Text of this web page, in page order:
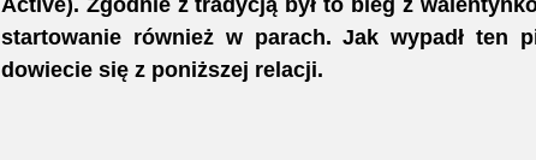
Active). Zgodnie z tradycją był to bieg z
startowanie również w parach. Jak wypadł ten
dowiecie się z poniższej relacji.